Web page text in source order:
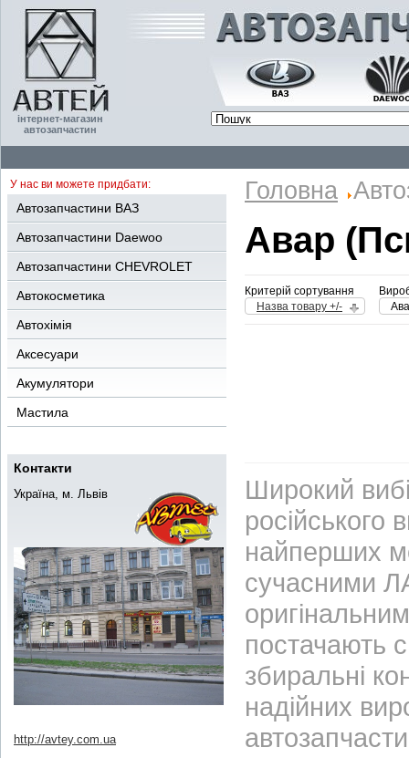
інтернет-магазин
автозапчастин
У нас ви можете придбати:
Автозапчастини ВАЗ
Автозапчастини Daewoo
Автозапчастини CHEVROLET
Автокосметика
Автохімія
Аксесуари
Акумулятори
Мастила
Контакти
Україна, м. Львів
http://avtey.com.ua
Головна
Авар
Критерій сортування
Назва товару +/-
Широкий
найперших
сучасними
постачають
збиральні
надійних